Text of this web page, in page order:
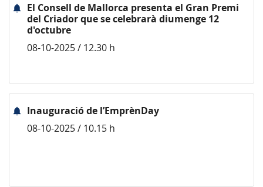
El Consell de Mallorca presenta el Gran Premi
del Criador que se celebrarà diumenge 12
d'octubre
08-10-2025 / 12.30 h
Inauguració de l’EmprènDay
08-10-2025 / 10.15 h